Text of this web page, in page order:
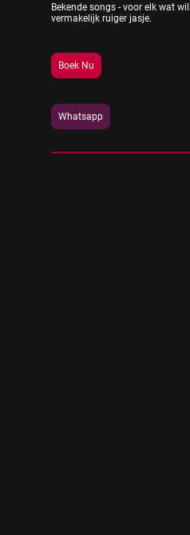
Bekende songs - voor elk wat
vermakelijk ruiger jasje.
Boek Nu
Whatsapp